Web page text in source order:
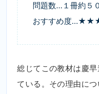
問題数…１冊約５
おすすめ度
総じてこの教材は慶
ている。その理由に